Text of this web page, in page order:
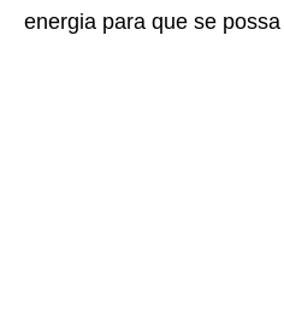
energia para que se